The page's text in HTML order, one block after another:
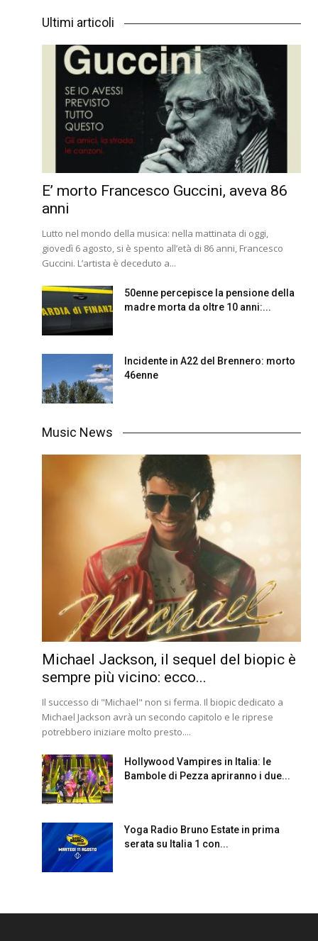
Ultimi articoli
E’ morto Francesco Guccini, aveva 86
anni
Lutto nel mondo della musica: nella mattinata di oggi,
giovedì 6 agosto, si è spento all’età di 86 anni, Francesco
Guccini. L’artista è deceduto a...
50enne percepisce la pensione della
madre morta da oltre 10 anni:...
Incidente in A22 del Brennero: morto
46enne
Music News
Michael Jackson, il sequel del biopic è
sempre più vicino: ecco...
Il successo di "Michael" non si ferma. Il biopic dedicato a
Michael Jackson avrà un secondo capitolo e le riprese
potrebbero iniziare molto presto....
Hollywood Vampires in Italia: le
Bambole di Pezza apriranno i due...
Yoga Radio Bruno Estate in prima
serata su Italia 1 con...